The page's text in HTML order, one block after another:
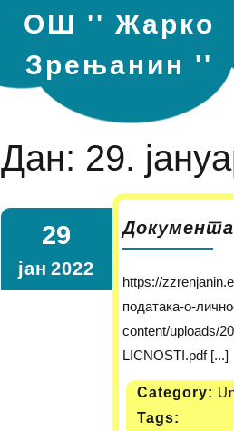
ОШ '' Жарко
Зрењанин ''
Дан: 29.
29
јан 2022
Документа
https://zzrenjanin.edu.rs/kacarevo/wp-content/uploads/2023/01/Правилник-о-заштити-
података-о-
content/uploads/
LICNOSTI.pdf [...]
Category:
Tags: